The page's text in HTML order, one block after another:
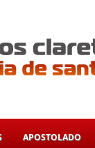
APOSTOLADO